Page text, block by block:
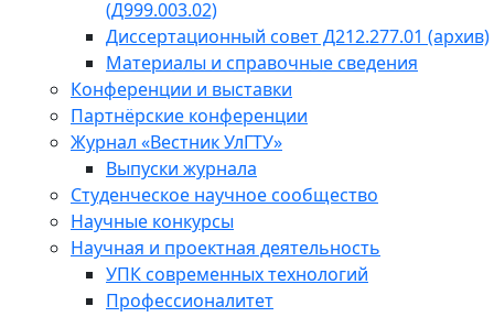
(Д999.003.02)
Диссертационный совет Д212.277.01 (архив)
Материалы и справочные сведения
Конференции и выставки
Партнёрские конференции
Журнал «Вестник УлГТУ»
Выпуски журнала
Студенческое научное сообщество
Научные конкурсы
Научная и проектная деятельность
УПК современных технологий
Профессионалитет